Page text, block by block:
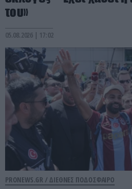
του»
05.08.2026 | 17:02
PRONEWS.GR / ΔΙΕΘΝΕΣ ΠΟΔΟΣΦΑΙΡΟ